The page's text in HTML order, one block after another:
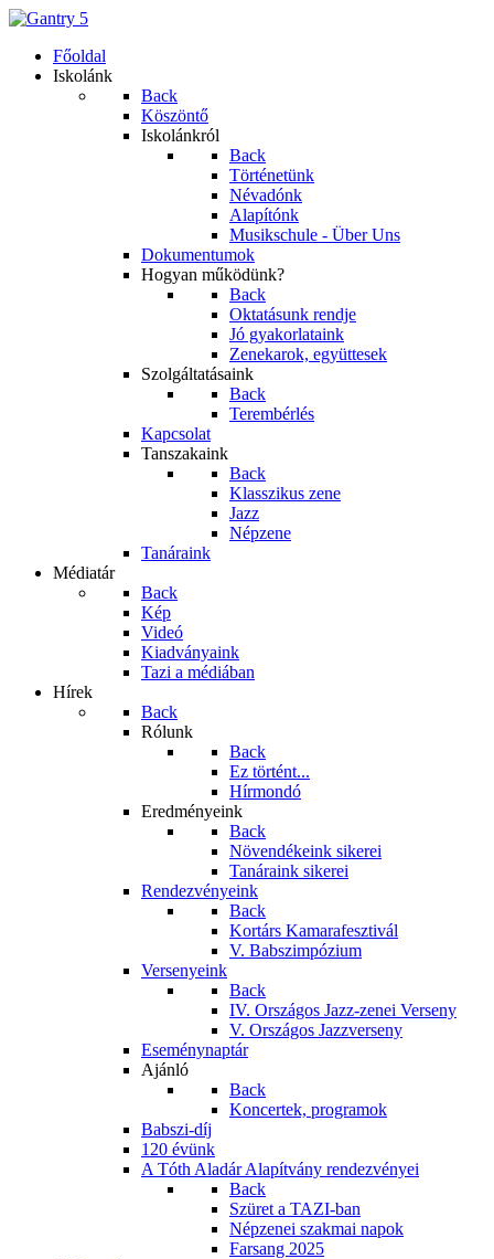
Főoldal
Iskolánk
Back
Köszöntő
Iskolánkról
Back
Történetünk
Névadónk
Alapítónk
Musikschule - Über Uns
Dokumentumok
Hogyan működünk?
Back
Oktatásunk rendje
Jó gyakorlataink
Zenekarok, együttesek
Szolgáltatásaink
Back
Terembérlés
Kapcsolat
Tanszakaink
Back
Klasszikus zene
Jazz
Népzene
Tanáraink
Médiatár
Back
Kép
Videó
Kiadványaink
Tazi a médiában
Hírek
Back
Rólunk
Back
Ez történt...
Hírmondó
Eredményeink
Back
Növendékeink sikerei
Tanáraink sikerei
Rendezvényeink
Back
Kortárs Kamarafesztivál
V. Babszimpózium
Versenyeink
Back
IV. Országos Jazz-zenei Verseny
V. Országos Jazzverseny
Eseménynaptár
Ajánló
Back
Koncertek, programok
Babszi-díj
120 évünk
A Tóth Aladár Alapítvány rendezvényei
Back
Szüret a TAZI-ban
Népzenei szakmai napok
Farsang 2025